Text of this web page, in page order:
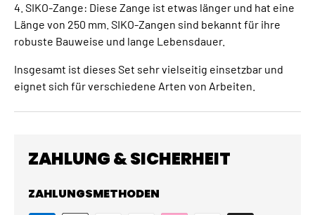
4. SIKO-Zange: Diese Zange ist etwas länger und hat eine
Länge von 250 mm. SIKO-Zangen sind bekannt für ihre
robuste Bauweise und lange Lebensdauer.
Insgesamt ist dieses Set sehr vielseitig einsetzbar und
eignet sich für verschiedene Arten von Arbeiten.
ZAHLUNG & SICHERHEIT
ZAHLUNGSMETHODEN